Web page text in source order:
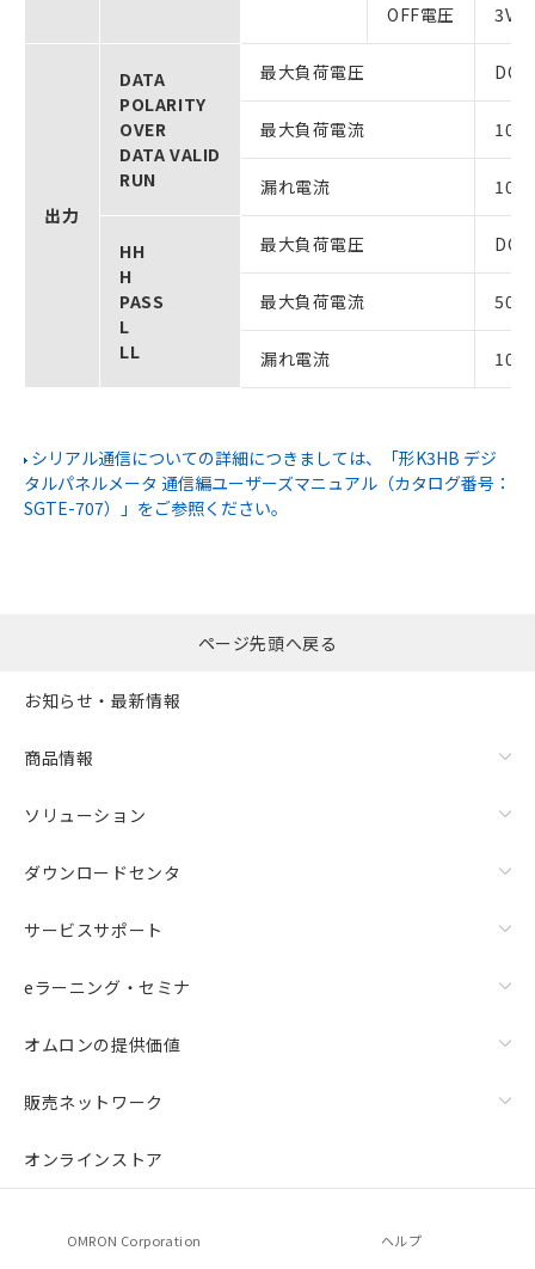
OFF電圧 3V
出力
DATA
POLARITY
OVER
DATA VALID
RUN
最大負荷電圧
最大負荷電流
漏れ電流
HH
H
PASS
L
LL
最大負荷電圧
最大負荷電流
漏れ電流
シリアル通信についての詳細につきましては、「形K3HB デジ
タルパネルメータ 通信編ユーザーズマニュアル（カタログ番号：
SGTE-707）」をご参照ください。
ページ先頭へ戻る
お知らせ・最新情報
商品情報
ソリューション
ダウンロードセンタ
サービスサポート
eラーニング・セミナ
オムロンの提供価値
販売ネットワーク
オンラインストア
OMRON Corporation ヘルプ